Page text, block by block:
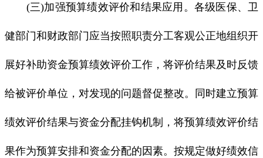
(三)加强预算绩效评价和结果应用。各级医保、卫
健部门和财政部门应当按照职责分工客观公正地组织开
展好补助资金预算绩效评价工作，将评价结果及时反馈
给被评价单位，对发现的问题督促整改。同时建立预算
绩效评价结果与资金分配挂钩机制，将预算绩效评价结
果作为预算安排和资金分配的因素。按规定做好绩效信